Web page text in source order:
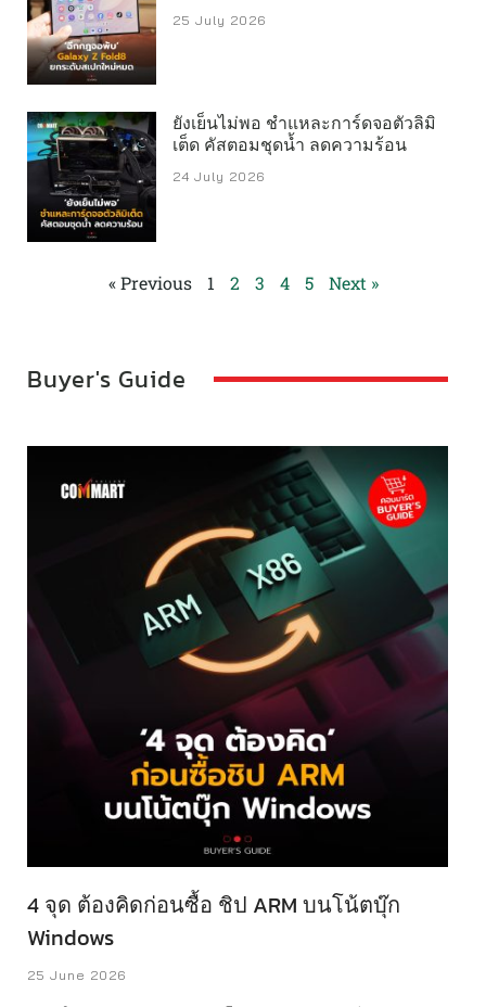
มิลลิลิตร รองรับการพิมพ์ด้วยหมึกดำได้สูงสุด 4,700 หน้า และ
หมึกสีสูงสุด 7,500 หน้า พร้อมขวดหมึกระบบคีย์ล็อคที่ช่วย
ป้องกันการเติมหมึกผิดช่อง ลดการหกเลอะเทอะ และทำให้การ
เติมหมึกสะดวกยิ่งขึ้น นอกจากนี้ ตัวเครื่องยังได้รับการออกแบบ
ให้มีความทนทานเป็นพิเศษ จึงมาพร้อมการรับประกันการพิมพ์
สูงสุดถึง 50,000 หน้า อีกทั้งยังติดตั้งกล่องบำรุงรักษา ที่ผู้ใช้
สามารถถอดเปลี่ยนได้ด้วยตนเอง รวมถึงระบบ Semi-
Automatic Print Adjustment ที่ผสานการปรับตั้งค่าหัวพิมพ์
ความคมชัด สีสันแม่นยำสม่ำเสมอ พร้อมยืดอายุการใช้งานของ
20% โดยผสานแท็งก์หมึกเข้ากับตัวเครื่องอย่างลงตัว ทำให้มี
ขนาดเล็กลง ดูเรียบเนียน สินค้าใหม่ทุกรุ่นยังคงใช้เทคโนโลยี
เปลืองทรัพยากร และสนับสนุนการใช้งานที่เป็นมิตรต่อสิ่ง
แวดล้อม ควบคู่กับการมอบประสิทธิภาพการพิมพ์ที่เชื่อถือได้ใน
ระยะยาว ยาวในระดับ 5 ปี แบบมีประกันรองรับ ซึ่งนับเป็น
แบรนด์แรกและแบรนด์เดียวในประเทศไทย ที่มอบการรับประกัน
ในระดับนี้กันเลย ด้วยเทคโนโลยีหัวพิมพ์ PrecisionCore และ
มาตรฐานการบริการหลังการขาย เพื่อให้ผู้บริโภคใช้งานได้อย่าง
มั่นใจและไร้กังวลตลอดการใช้งาน เครื่องพิมพ์ EcoTank ทั้ง 8 ...
25 July 2026
ยังเย็นไม่พอ ชำแหละการ์ดจอตัวลิมิ
เต็ด คัสตอมชุดน้ำ ลดความร้อน
24 July 2026
« Previous 1 2 3 4 5 Next »
Buyer's Guide
4 จุด ต้องคิดก่อนซื้อ ชิป ARM บนโน้ตบุ๊ก
Windows
25 June 2026